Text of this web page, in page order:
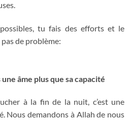
tu fais des efforts et le
pas de problème:
âme plus que sa capacité
à la fin de la nuit, c’est une
Nous demandons à Allah de nous